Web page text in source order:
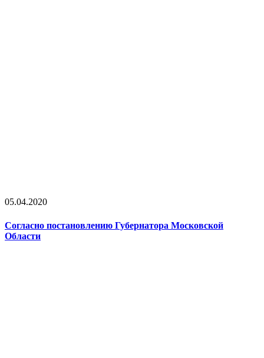
05.04.2020
Согласно постановлению Губернатора Московской
Области